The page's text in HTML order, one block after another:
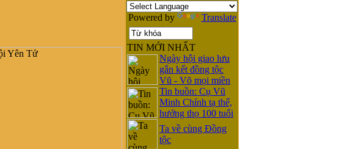
Powered by Translate
TIN MỚI NHẤT
Ngày hội giao lưu
gắn kết đồng tộc
Vũ - Võ mọi miền
Tin buồn: Cụ Vũ
Minh Chính tạ thế,
hưởng thọ 100 tuổi
Ta về cùng Đồng
tộc